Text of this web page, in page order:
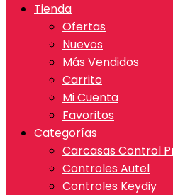
Tienda
Ofertas
Nuevos
Más Vendidos
Carrito
Mi Cuenta
Favoritos
Categorías
Carcasas Control
Controles Autel
Controles Keydiy